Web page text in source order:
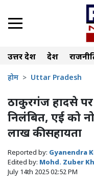
उत्तर प्रदेश देश
होम Uttar Pradesh
ठाकुरगंज हादसे
निलंबित, एई को
लाख की सहायता
Reported by: Gyanendra
Edited by: Mohd. Zuber
July 14th 2025 02:52 PM